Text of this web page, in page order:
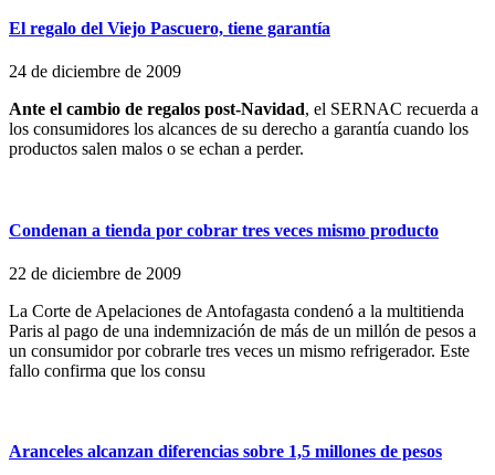
El regalo del Viejo Pascuero, tiene garantía
24 de diciembre de 2009
Ante el cambio de regalos post-Navidad, el SERNAC recuerda a
los consumidores los alcances de su derecho a garantía cuando los
productos salen malos o se echan a perder.
Condenan a tienda por cobrar tres veces mismo producto
22 de diciembre de 2009
La Corte de Apelaciones de Antofagasta condenó a la multitienda
Paris al pago de una indemnización de más de un millón de pesos a
un consumidor por cobrarle tres veces un mismo refrigerador. Este
fallo confirma que los consu
Aranceles alcanzan diferencias sobre 1,5 millones de pesos